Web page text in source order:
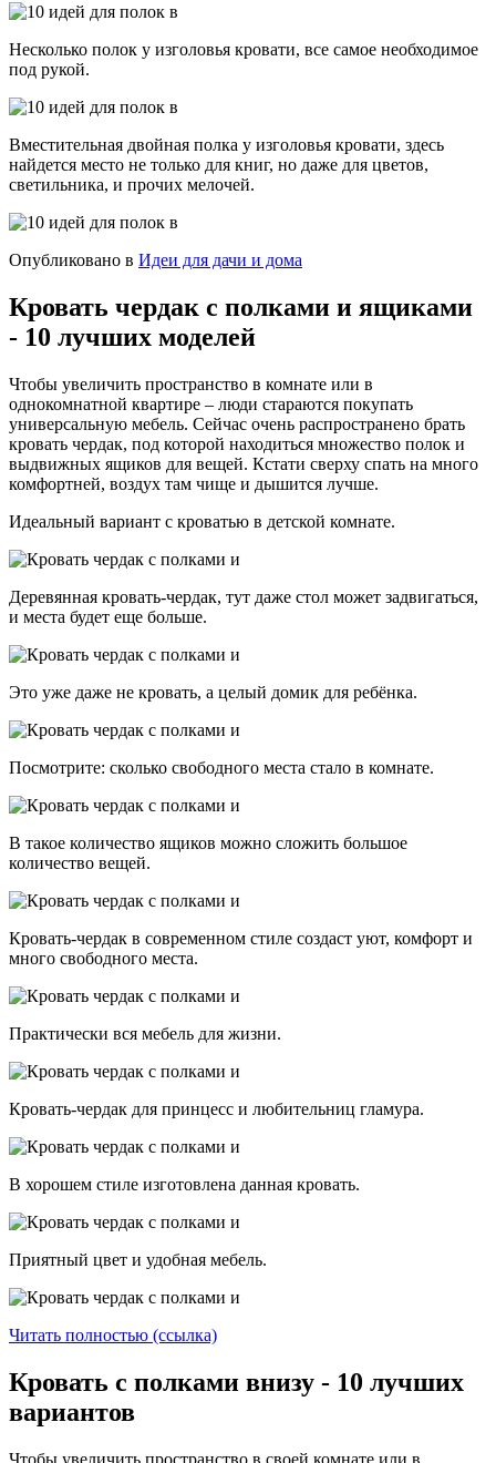
Несколько полок у изголовья кровати, все самое необходимое
под рукой.
Вместительная двойная полка у изголовья кровати, здесь
найдется место не только для книг, но даже для цветов,
светильника, и прочих мелочей.
Опубликовано в Идеи для дачи и дома
Кровать чердак с полками и ящиками
- 10 лучших моделей
Чтобы увеличить пространство в комнате или в
однокомнатной квартире – люди стараются покупать
универсальную мебель. Сейчас очень распространено брать
кровать чердак, под которой находиться множество полок и
выдвижных ящиков для вещей. Кстати сверху спать на много
комфортней, воздух там чище и дышится лучше.
Идеальный вариант с кроватью в детской комнате.
Деревянная кровать-чердак, тут даже стол может задвигаться,
и места будет еще больше.
Это уже даже не кровать, а целый домик для ребёнка.
Посмотрите: сколько свободного места стало в комнате.
В такое количество ящиков можно сложить большое
количество вещей.
Кровать-чердак в современном стиле создаст уют, комфорт и
много свободного места.
Практически вся мебель для жизни.
Кровать-чердак для принцесс и любительниц гламура.
В хорошем стиле изготовлена данная кровать.
Приятный цвет и удобная мебель.
Читать полностью (ссылка)
Кровать с полками внизу - 10 лучших
вариантов
Чтобы увеличить пространство в своей комнате или в